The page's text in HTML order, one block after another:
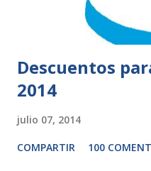
Descuentos
2014
julio 07, 2014
COMPARTIR 100